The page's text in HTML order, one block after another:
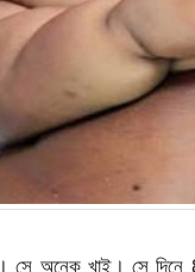
অনেক খাই। সে দিনে 8